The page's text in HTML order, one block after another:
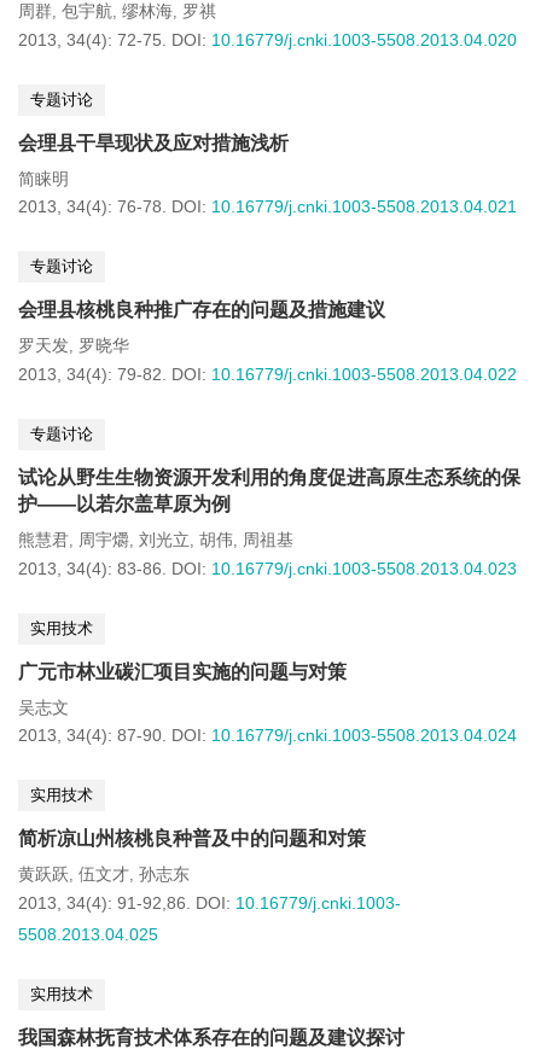
周群, 包宇航, 缪林海, 罗祺
2013, 34(4): 72-75.
DOI: 10.16779/j.cnki.1003-5508.2013.04.020
专题讨论
会理县干旱现状及应对措施浅析
简睐明
2013, 34(4): 76-78.
DOI: 10.16779/j.cnki.1003-5508.2013.04.021
专题讨论
会理县核桃良种推广存在的问题及措施建议
罗天发, 罗晓华
2013, 34(4): 79-82.
DOI: 10.16779/j.cnki.1003-5508.2013.04.022
专题讨论
试论从野生生物资源开发利用的角度促进高原生态系统的保
护——以若尔盖草原为例
熊慧君, 周宇爝, 刘光立, 胡伟, 周祖基
2013, 34(4): 83-86.
DOI: 10.16779/j.cnki.1003-5508.2013.04.023
实用技术
广元市林业碳汇项目实施的问题与对策
吴志文
2013, 34(4): 87-90. DOI: 10.16779/j.cnki.1003-5508.2013.04.024
实用技术
简析凉山州核桃良种普及中的问题和对策
黄跃跃, 伍文才, 孙志东
2013, 34(4): 91-92,86.
DOI: 10.16779/j.cnki.1003-
5508.2013.04.025
实用技术
我国森林抚育技术体系存在的问题及建议探讨